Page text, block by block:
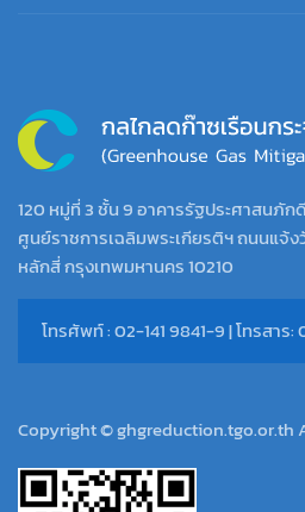
120 หมู่ที่ 3 ชั้น 9 อาคารรัฐประศาสนภักดี
ศูนย์ราชการเฉลิมพระเกียรติฯ ถนนแจ้
หลักสี่ กรุงเทพมหานคร 10210
โทรศัพท์ : 02-141 9841-9 | โทรสาร:
Copyright © ghgreduction.tgo.or.th